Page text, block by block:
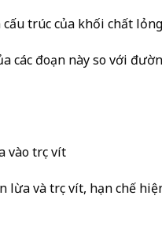
cấu trúc của khối chất
các đoạn này so với
trục vít
và trục vít, hạn chế